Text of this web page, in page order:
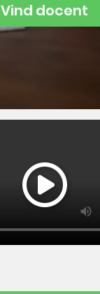
Vind docent